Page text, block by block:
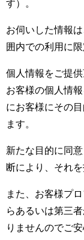
す）。
お伺いした情報
囲内での利用に限
個人情報をご提
お客様の個人情
にお客様にその
ます。
新たな目的に同
断により、それ
また、お客様プ
らあるいは第三
りませんのでご安